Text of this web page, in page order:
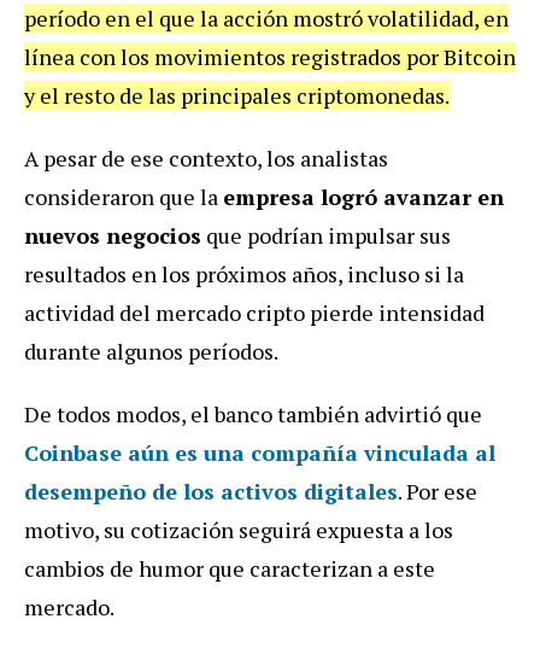
período en el que la acción mostró volatilidad, en
línea con los movimientos registrados por Bitcoin
y el resto de las principales criptomonedas.
A pesar de ese contexto, los analistas
consideraron que la empresa logró avanzar en
nuevos negocios que podrían impulsar sus
resultados en los próximos años, incluso si la
actividad del mercado cripto pierde intensidad
durante algunos períodos.
De todos modos, el banco también advirtió que
Coinbase aún es una compañía vinculada al
desempeño de los activos digitales. Por ese
motivo, su cotización seguirá expuesta a los
cambios de humor que caracterizan a este
mercado.